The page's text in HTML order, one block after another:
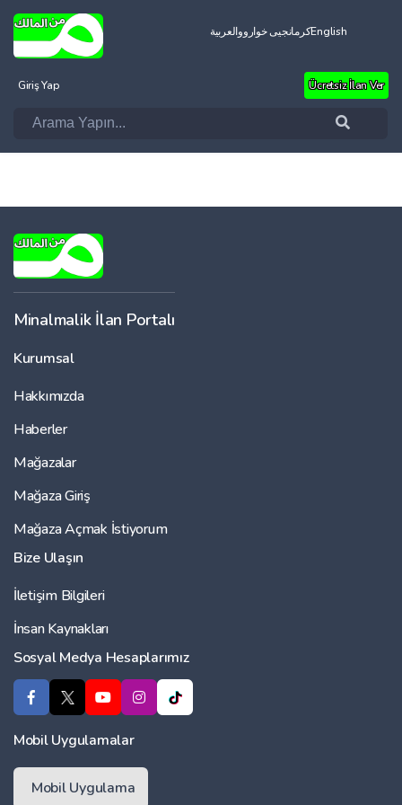
العربيةکرمانجیی خوارووEnglish
Giriş Yap Ücretsiz İlan Ver
Minalmalik İlan Portalı
Kurumsal
Hakkımızda
Haberler
Mağazalar
Mağaza Giriş
Mağaza Açmak İstiyorum
Bize Ulaşın
İletişim Bilgileri
İnsan Kaynakları
Sosyal Medya Hesaplarımız
Mobil Uygulamalar
Mobil Uygulama